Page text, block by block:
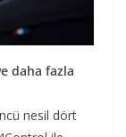
daha fazla
nesil dört